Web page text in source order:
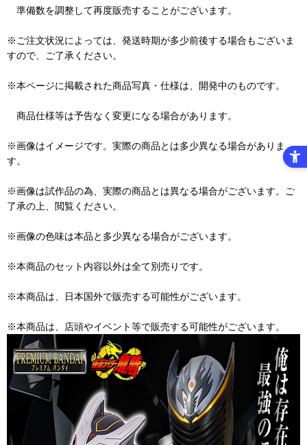
準備数を調整して再度販売することがございます。
※ご注文状況によっては、発送時期が多少前後する場合もございま
すので、ご了承ください。
※本ページに掲載された商品写真・仕様は、開発中のものです。
商品仕様等は予告なく変更になる場合があります。
※画像はイメージです。実際の商品とは多少異なる場合がありま
す。
※画像は試作品の為、実際の商品とは異なる場合がございます。ご
了承の上、閲覧ください。
※画像の色味は本品と多少異なる場合がございます。
※本商品のセット内容以外は全て別売りです。
※本商品は、日本国外で販売する可能性がございます。
※本商品は、店頭やイベント等で販売する可能性がございます。